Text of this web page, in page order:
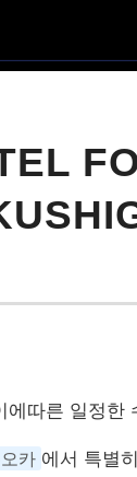
따른 일정한
카 에서 특별